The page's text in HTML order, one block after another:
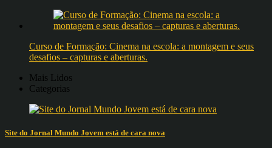
Curso de Formação: Cinema na escola: a montagem e seus
desafios – capturas e aberturas.
Mais Lidos
Categorias
Site do Jornal Mundo Jovem está de cara nova